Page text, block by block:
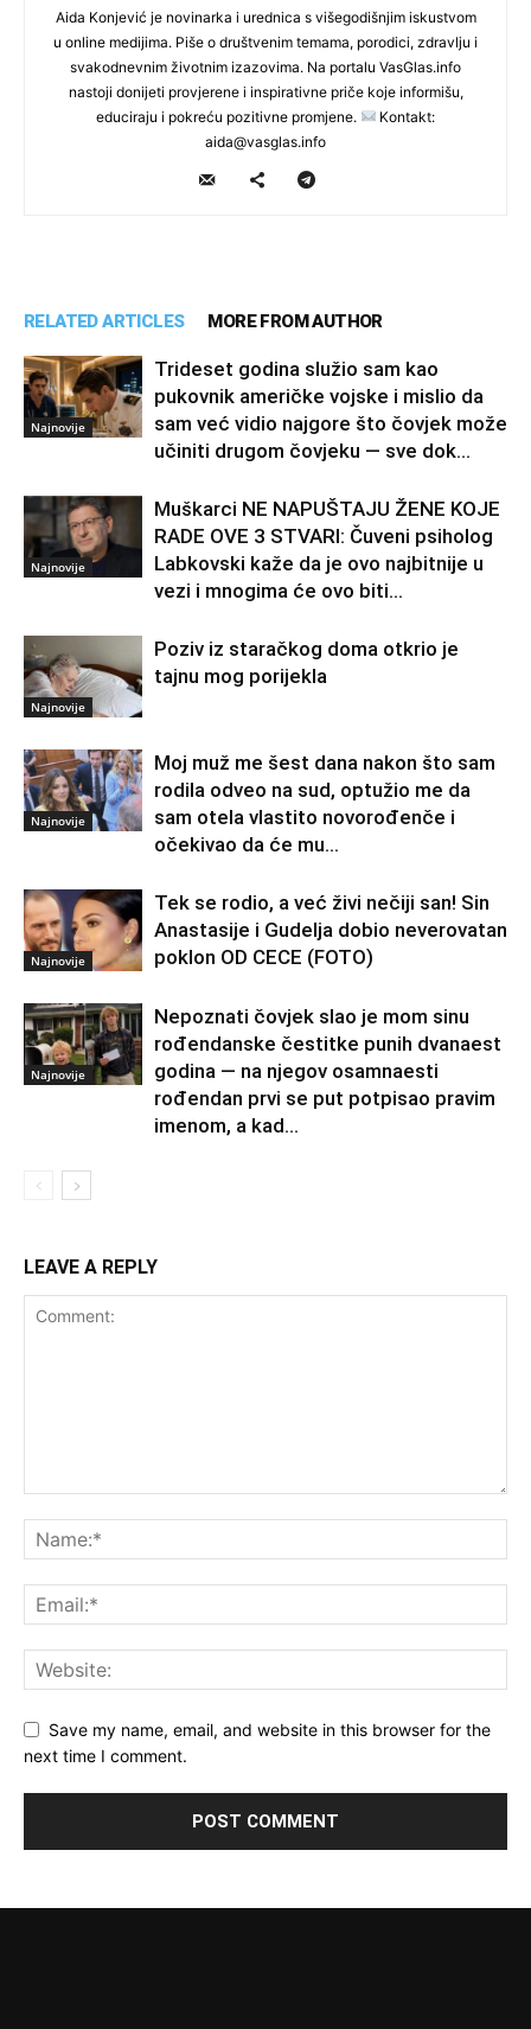
Aida Konjević je novinarka i urednica s višegodišnjim iskustvom
u online medijima. Piše o društvenim temama, porodici, zdravlju i
svakodnevnim životnim izazovima. Na portalu VasGlas.info
nastoji donijeti provjerene i inspirativne priče koje informišu,
educiraju i pokreću pozitivne promjene.
Kontakt:
aida@vasglas.info
RELATED ARTICLES MORE FROM AUTHOR
Najnovije
Trideset godina služio sam kao
pukovnik američke vojske i mislio da
sam već vidio najgore što čovjek može
učiniti drugom čovjeku — sve dok...
Najnovije
Muškarci NE NAPUŠTAJU ŽENE KOJE
RADE OVE 3 STVARI: Čuveni psiholog
Labkovski kaže da je ovo najbitnije u
vezi i mnogima će ovo biti...
Najnovije
Poziv iz staračkog doma otkrio je
tajnu mog porijekla
Najnovije
Moj muž me šest dana nakon što sam
rodila odveo na sud, optužio me da
sam otela vlastito novorođenče i
očekivao da će mu...
Najnovije
Tek se rodio, a već živi nečiji san! Sin
Anastasije i Gudelja dobio neverovatan
poklon OD CECE (FOTO)
Najnovije
Nepoznati čovjek slao je mom sinu
rođendanske čestitke punih dvanaest
godina — na njegov osamnaesti
rođendan prvi se put potpisao pravim
imenom, a kad...
LEAVE A REPLY
Save my name, email, and website in this browser for the
next time I comment.